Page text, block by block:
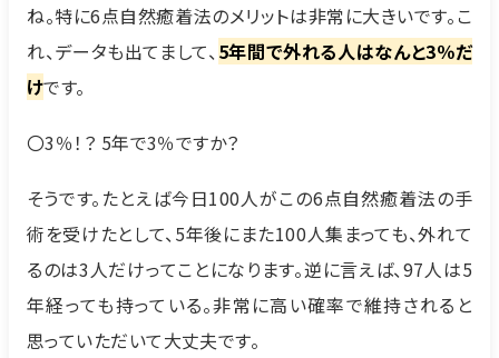
ね。特に6点自然癒着法のメリットは非常に大きいです。こ
れ、データも出てまして、5年間で外れる人はなんと3％だ
けです。
〇3％！？ 5年で3％ですか？
そうです。たとえば今日100人がこの6点自然癒着法の手
術を受けたとして、5年後にまた100人集まっても、外れて
るのは3人だけってことになります。逆に言えば、97人は5
年経っても持っている。非常に高い確率で維持されると
思っていただいて大丈夫です。